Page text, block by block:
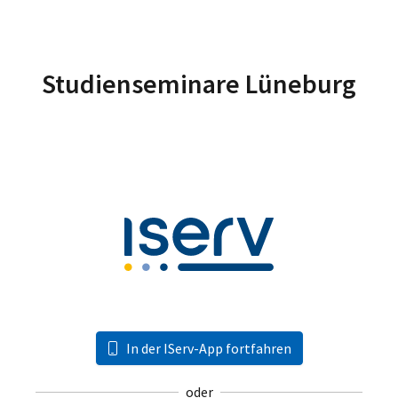
Studienseminare Lüneburg
In der IServ-App fortfahren
oder